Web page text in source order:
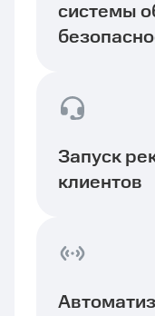
системы
Запуск
клиентов